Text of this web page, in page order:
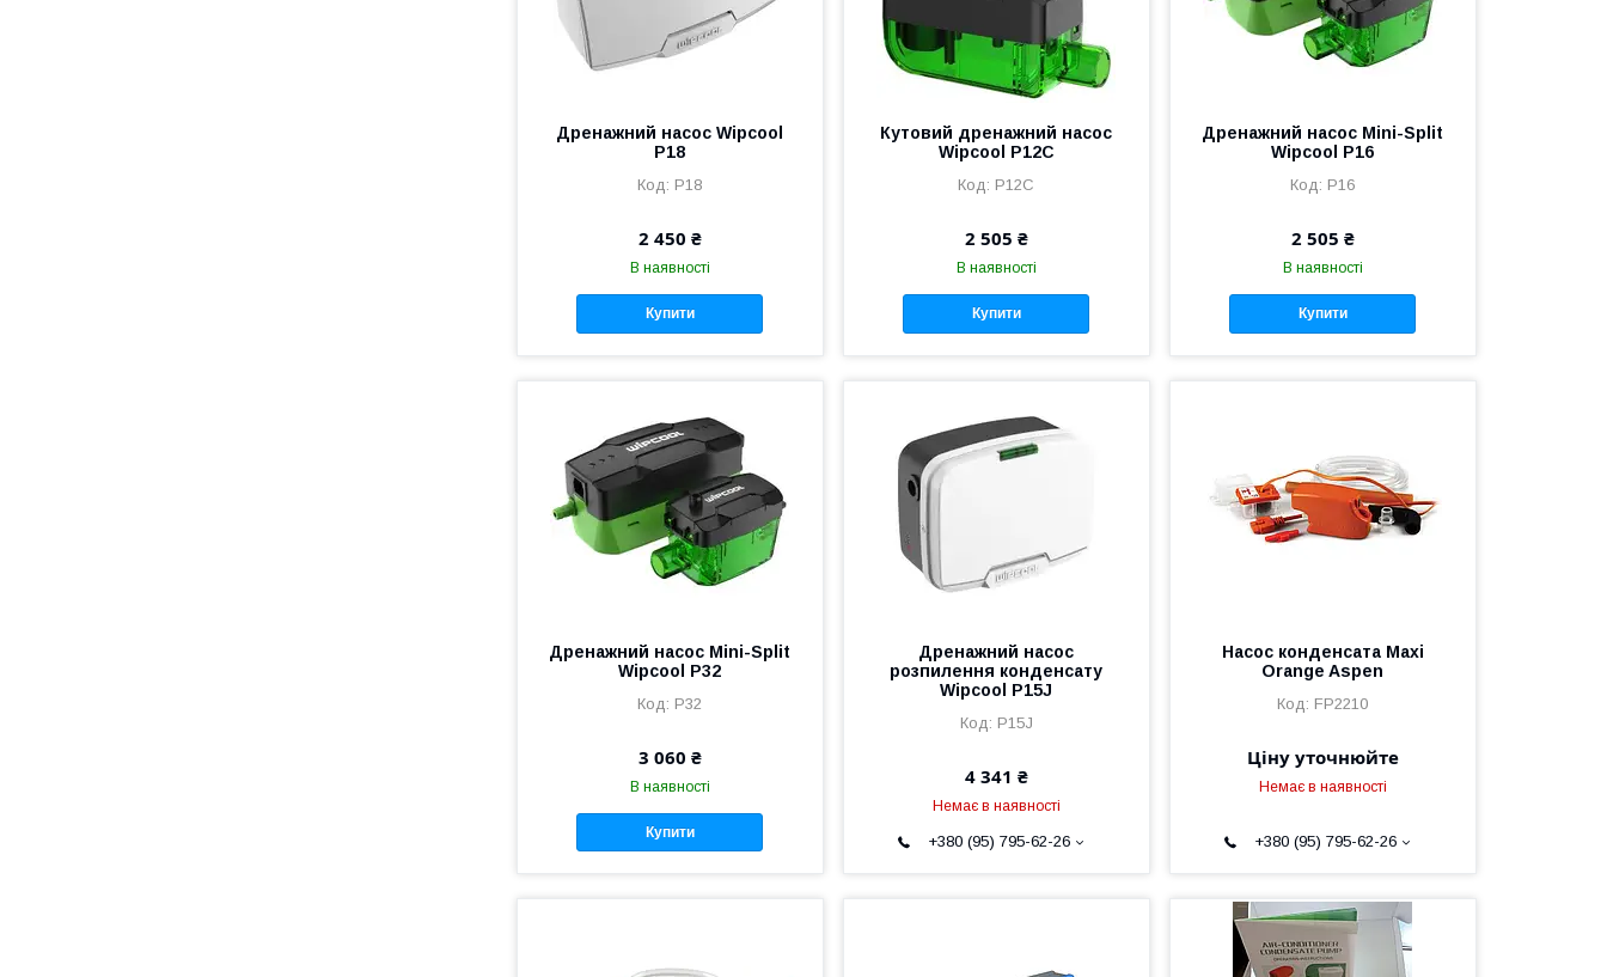
Дренажний насос Wipcool
P18
P18
2 450 ₴
В наявності
Купити
Кутовий дренажний насос
Wipcool P12C
P12C
2 505 ₴
В наявності
Купити
Дренажний насос Mini-Split
Wipcool P16
P16
2 505 ₴
В наявності
Купити
Дренажний насос Mini-Split
Wipcool P32
P32
3 060 ₴
В наявності
Купити
Дренажний насос
розпилення конденсату
Wipcool P15J
P15J
4 341 ₴
Немає в наявності
+380 (95) 795-62-26
Насос конденсата Maxi
Orange Aspen
FP2210
Ціну уточнюйте
Немає в наявності
+380 (95) 795-62-26